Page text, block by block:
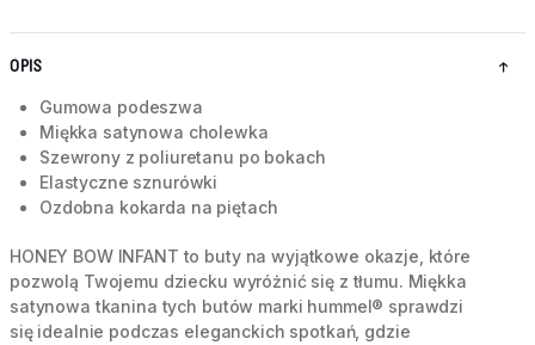
OPIS
Gumowa podeszwa
Miękka satynowa cholewka
Szewrony z poliuretanu po bokach
Elastyczne sznurówki
Ozdobna kokarda na piętach
HONEY BOW INFANT to buty na wyjątkowe okazje, które
pozwolą Twojemu dziecku wyróżnić się z tłumu. Miękka
satynowa tkanina tych butów marki hummel® sprawdzi
się idealnie podczas eleganckich spotkań, gdzie